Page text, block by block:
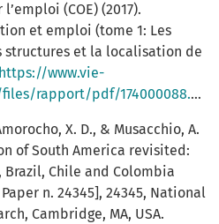
(COE) (2017).
et emploi (tome 1: Les
structures et la localisation de
https://www.vie-
rapport/pdf/174000088.pdf
X. D., & Musacchio, A.
of South America revisited:
Chile and Colombia
n. 24345], 24345, National
Cambridge, MA, USA.